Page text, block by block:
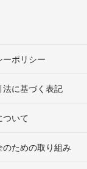
ーポリシー
法に基づく表記
ついて
ための取り組み